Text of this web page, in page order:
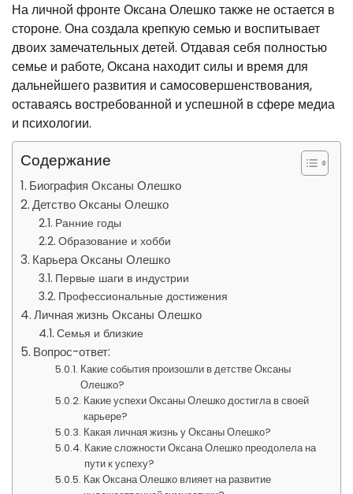
На личной фронте Оксана Олешко также не остается в
стороне. Она создала крепкую семью и воспитывает
двоих замечательных детей. Отдавая себя полностью
семье и работе, Оксана находит силы и время для
дальнейшего развития и самосовершенствования,
оставаясь востребованной и успешной в сфере медиа
и психологии.
Содержание
Биография Оксаны Олешко
Детство Оксаны Олешко
Ранние годы
Образование и хобби
Карьера Оксаны Олешко
Первые шаги в индустрии
Профессиональные достижения
Личная жизнь Оксаны Олешко
Семья и близкие
Вопрос-ответ:
Какие события произошли в детстве Оксаны
Олешко?
Какие успехи Оксаны Олешко достигла в своей
карьере?
Какая личная жизнь у Оксаны Олешко?
Какие сложности Оксана Олешко преодолела на
пути к успеху?
Как Оксана Олешко влияет на развитие